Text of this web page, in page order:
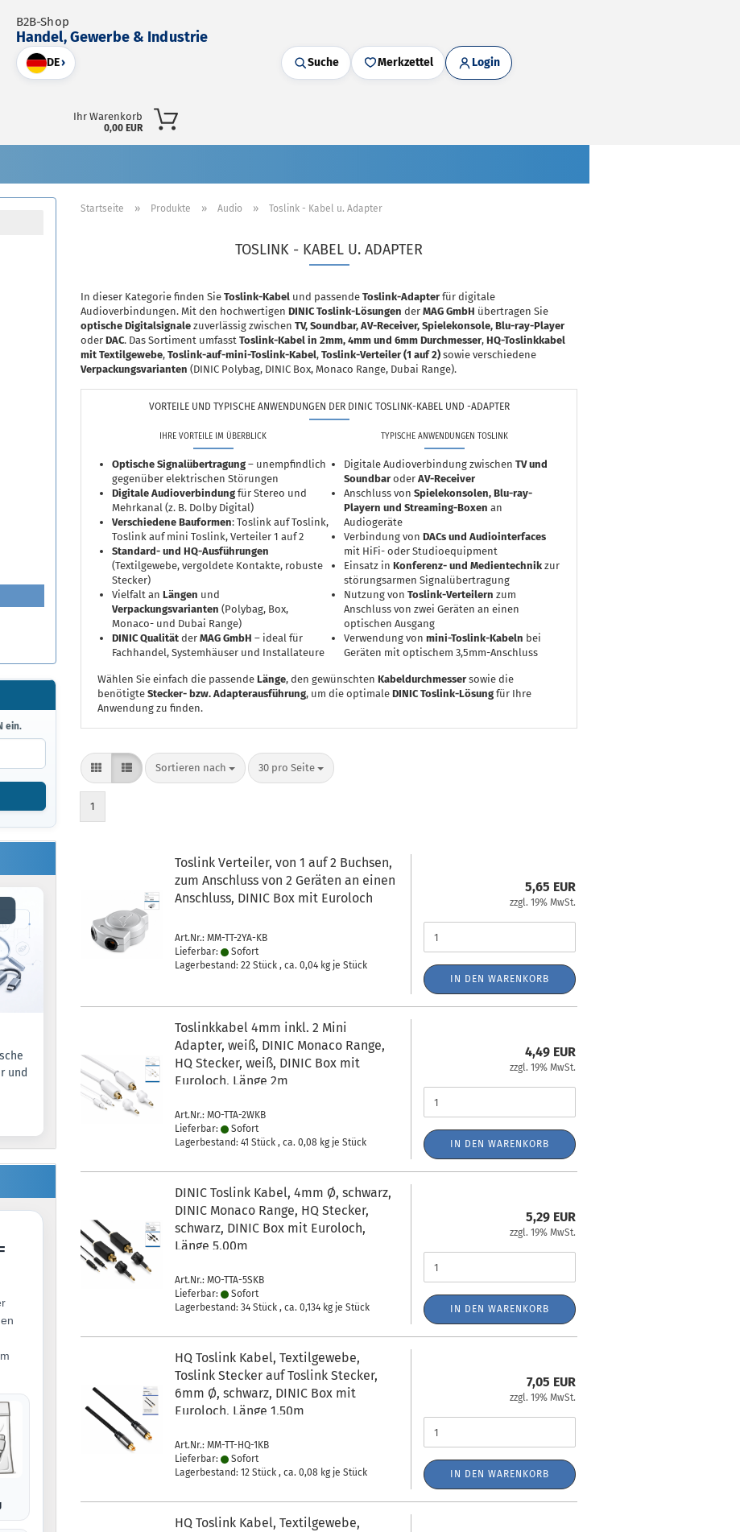
B2B-Shop
Handel, Gewerbe & Industrie
DE› Suche Merkzettel Login
Ihr Warenkorb
0,00 EUR
Startseite » Produkte » Audio » Toslink - Kabel u. Adapter
TOSLINK - KABEL U. ADAPTER
In dieser Kategorie finden SieToslink-Kabel und passendeToslink-Adapterfür digitale
Audioverbindungen. Mit den hochwertigenDINIC Toslink-Lösungen derMAG GmbH übertragen Sie
optische Digitalsignale zuverlässig zwischenTV, Soundbar, AV-Receiver, Spielekonsole, Blu-ray-Player
oderDAC. Das Sortiment umfasstToslink-Kabel in 2mm, 4mm und 6mm Durchmesser,HQ-Toslinkkabel
mit Textilgewebe,Toslink-auf-mini-Toslink-Kabel,Toslink-Verteiler (1 auf 2) sowie verschiedene
Verpackungsvarianten (DINIC Polybag, DINIC Box, Monaco Range, Dubai Range).
VORTEILE UND TYPISCHE ANWENDUNGEN DER DINIC TOSLINK-KABEL UND -ADAPTER
IHRE VORTEILE IM ÜBERBLICK
Optische Signalübertragung – unempfindlich
gegenüber elektrischen Störungen
Digitale Audioverbindung für Stereo und
Mehrkanal (z. B. Dolby Digital)
Verschiedene Bauformen: Toslink auf Toslink,
Toslink auf mini Toslink, Verteiler 1 auf 2
Standard- und HQ-Ausführungen
(Textilgewebe, vergoldete Kontakte, robuste
Stecker)
Vielfalt anLängen und
Verpackungsvarianten (Polybag, Box,
Monaco- und Dubai Range)
DINIC Qualität derMAG GmbH – ideal für
Fachhandel, Systemhäuser und Installateure
TYPISCHE ANWENDUNGEN TOSLINK
Digitale Audioverbindung zwischen TV und
Soundbaroder AV-Receiver
Anschluss von Spielekonsolen, Blu-ray-
Playern und Streaming-Boxen an
Audiogeräte
Verbindung von DACs und Audiointerfaces
mit HiFi- oder Studioequipment
Einsatz in Konferenz- und Medientechnikzur
störungsarmen Signalübertragung
Nutzung von Toslink-Verteilern zum
Anschluss von zwei Geräten an einen
optischen Ausgang
Verwendung von mini-Toslink-Kabeln bei
Geräten mit optischem 3,5mm-Anschluss
Wählen Sie einfach die passendeLänge, den gewünschtenKabeldurchmessersowie die
benötigteStecker- bzw. Adapterausführung, um die optimaleDINIC Toslink-Lösung für Ihre
Anwendung zu finden.
Sortieren nach
Sortieren nach 30 pro Seite
pro Seite
1
Toslink Verteiler, von 1 auf 2 Buchsen,
zum Anschluss von 2 Geräten an einen
Anschluss, DINIC Box mit Euroloch
Art.Nr.: MM-TT-2YA-KB
Lieferbar:
Sofort
Lagerbestand: 22 Stück , ca.0,04 kg je Stück
5,65 EUR
zzgl. 19% MwSt.
IN DEN WARENKORB
Toslinkkabel 4mm inkl. 2 Mini
Adapter, weiß, DINIC Monaco Range,
HQ Stecker, weiß, DINIC Box mit
Euroloch, Länge 2m
Art.Nr.: MO-TTA-2WKB
Lieferbar:
Sofort
Lagerbestand: 41 Stück , ca.0,08 kg je Stück
4,49 EUR
zzgl. 19% MwSt.
IN DEN WARENKORB
DINIC Toslink Kabel, 4mm Ø, schwarz,
DINIC Monaco Range, HQ Stecker,
schwarz, DINIC Box mit Euroloch,
Länge 5,00m
Art.Nr.: MO-TTA-5SKB
Lieferbar:
Sofort
Lagerbestand: 34 Stück , ca.0,134 kg je Stück
5,29 EUR
zzgl. 19% MwSt.
IN DEN WARENKORB
HQ Toslink Kabel, Textilgewebe,
Toslink Stecker auf Toslink Stecker,
6mm Ø, schwarz, DINIC Box mit
Euroloch, Länge 1,50m
Art.Nr.: MM-TT-HQ-1KB
Lieferbar:
Sofort
Lagerbestand: 12 Stück , ca.0,08 kg je Stück
7,05 EUR
zzgl. 19% MwSt.
IN DEN WARENKORB
HQ Toslink Kabel, Textilgewebe,
ein.
und